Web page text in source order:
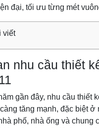
đại, tối ưu từng mét
viết
nhu cầu thiết
gần đây, nhu cầu thiết
tăng mạnh, đặc biệt ở
phố, nhà ống và chung